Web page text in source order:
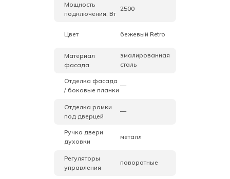
Мощность
подключения, Вт
2500
Цвет бежевый Retro
Материал
фасада
эмалированная
сталь
Отделка фасада
/ боковые планки
—
Отделка рамки
под дверцей
—
Ручка двери
духовки
металл
Регуляторы
управления
поворотные